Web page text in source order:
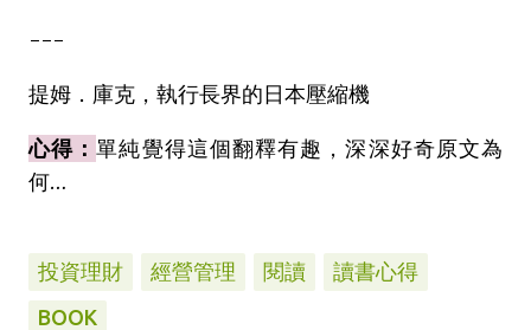
---
提姆．庫克，執行長界的日本壓縮機
心得：單純覺得這個翻釋有趣，深深好奇原文為
何…
投資理財 經營管理 閱讀
讀書心得
BOOK